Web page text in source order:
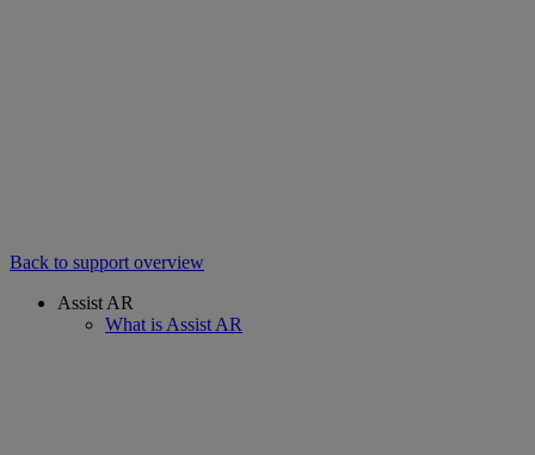
Back to support overview
Assist AR
What is Assist AR